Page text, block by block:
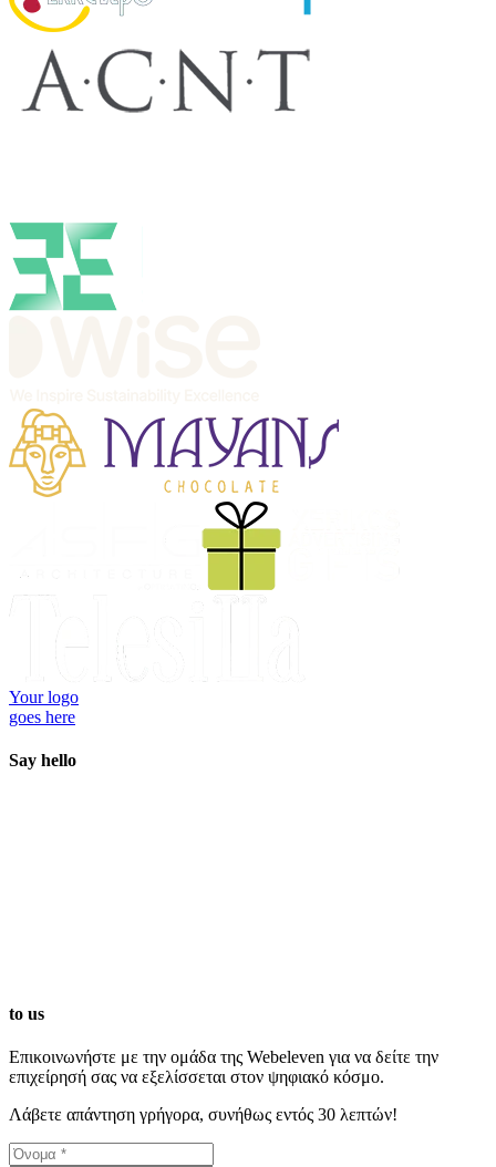
Your logo
goes here
Say hello
to us
Επικοινωνήστε με την ομάδα της Webeleven για να δείτε την
επιχείρησή σας να εξελίσσεται στον ψηφιακό κόσμο.
Λάβετε απάντηση γρήγορα, συνήθως εντός 30 λεπτών!